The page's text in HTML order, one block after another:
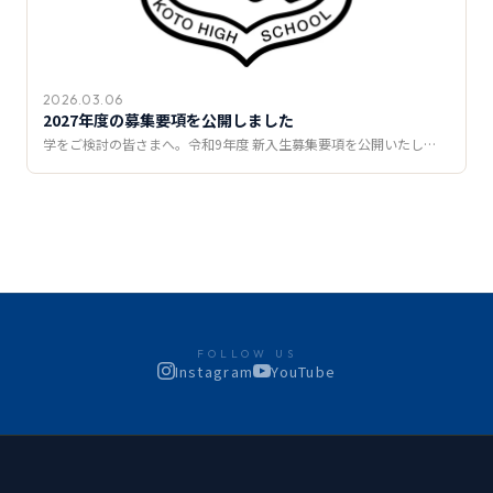
2026.03.06
2027年度の募集要項を公開しました
学をご検討の皆さまへ。令和9年度 新入生募集要項を公開いたし…
FOLLOW US
Instagram YouTube